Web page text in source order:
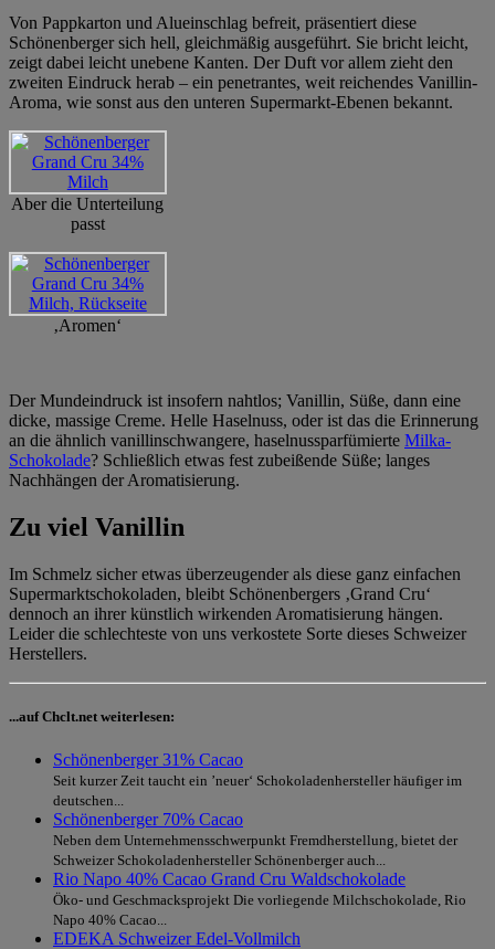
Von Pappkarton und Alueinschlag befreit, präsentiert diese
Schönenberger sich hell, gleichmäßig ausgeführt. Sie bricht leicht,
zeigt dabei leicht unebene Kanten. Der Duft vor allem zieht den
zweiten Eindruck herab – ein penetrantes, weit reichendes Vanillin-
Aroma, wie sonst aus den unteren Supermarkt-Ebenen bekannt.
Aber die Unterteilung
passt
‚Aromen‘
Der Mundeindruck ist insofern nahtlos; Vanillin, Süße, dann eine
dicke, massige Creme. Helle Haselnuss, oder ist das die Erinnerung
an die ähnlich vanillinschwangere, haselnussparfümierte Milka-
Schokolade? Schließlich etwas fest zubeißende Süße; langes
Nachhängen der Aromatisierung.
Zu viel Vanillin
Im Schmelz sicher etwas überzeugender als diese ganz einfachen
Supermarktschokoladen, bleibt Schönenbergers ‚Grand Cru‘
dennoch an ihrer künstlich wirkenden Aromatisierung hängen.
Leider die schlechteste von uns verkostete Sorte dieses Schweizer
Herstellers.
...auf Chclt.net weiterlesen:
Schönenberger 31% Cacao
Seit kurzer Zeit taucht ein ’neuer‘ Schokoladenhersteller häufiger im
deutschen...
Schönenberger 70% Cacao
Neben dem Unternehmensschwerpunkt Fremdherstellung, bietet der
Schweizer Schokoladenhersteller Schönenberger auch...
Rio Napo 40% Cacao Grand Cru Waldschokolade
Öko- und Geschmacksprojekt Die vorliegende Milchschokolade, Rio
Napo 40% Cacao...
EDEKA Schweizer Edel-Vollmilch